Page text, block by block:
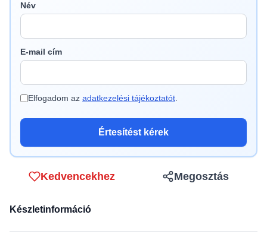
Név
E-mail cím
Elfogadom az adatkezelési tájékoztatót
Értesítést kérek
Kedvencekhez Megosztás
Készletinformáció